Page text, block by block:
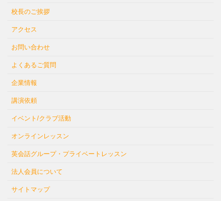
校長のご挨拶
アクセス
お問い合わせ
よくあるご質問
企業情報
講演依頼
イベント/クラブ活動
オンラインレッスン
英会話グループ・プライベートレッスン
法人会員について
サイトマップ